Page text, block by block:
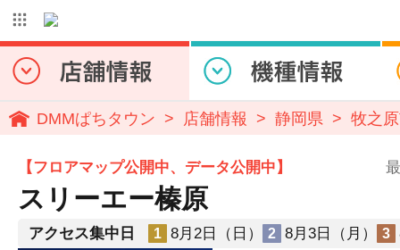
DMMぱちタウン 店舗情報 静岡県 牧之
【フロアマップ公開中、データ公開中】
スリーエー榛原
アクセス集中日 1 8月2日（日） 2 8月3日（月） 3